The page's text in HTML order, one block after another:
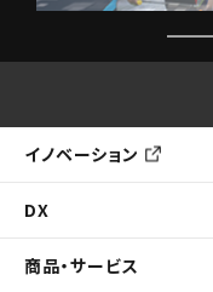
イノベーション
DX
商品・サービス